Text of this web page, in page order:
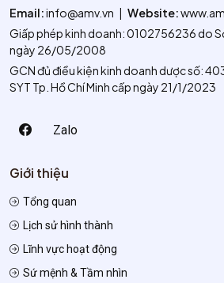
Email:info@amv.vn | Website:
Giấp phép kinh doanh: 0102756236 do
ngày 26/05/2008
GCN đủ điều kiện kinh doanh dược số:
SYT Tp. Hồ Chí Minh cấp ngày 21/1/2023
Zalo
Giới thiệu
Tổng quan
Lịch sử hình thành
Lĩnh vực hoạt động
Sứ mệnh & Tầm nhìn